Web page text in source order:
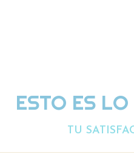
ESTO ES
TU